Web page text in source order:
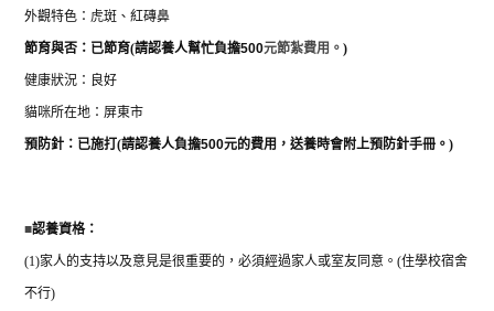
外觀特色：虎斑、紅磚鼻
節育與否： 已節育(請認養人幫忙負擔500元節紮費用。 )
健康狀況：良好
貓咪所在地：屏東市
預防針：已施打 (請認養人負擔500元的費用，送養時會附上預防針手冊。 )
■認養資格：
(1)家人的支持以及意見是很重要的，必須經過家人或室友同意。 (住學校宿舍
不行)